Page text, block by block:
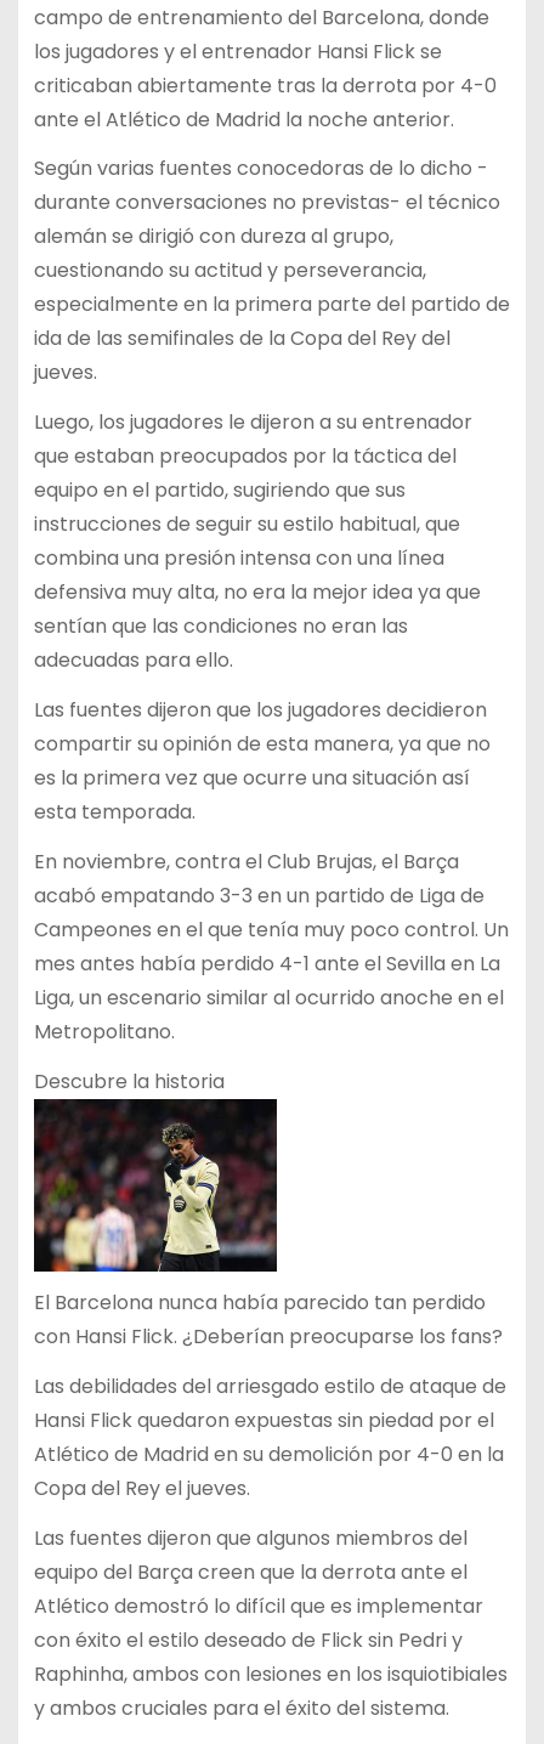
campo de entrenamiento del Barcelona, ​​donde
los jugadores y el entrenador Hansi Flick se
criticaban abiertamente tras la derrota por 4-0
ante el Atlético de Madrid la noche anterior.
Según varias fuentes conocedoras de lo dicho -
durante conversaciones no previstas- el técnico
alemán se dirigió con dureza al grupo,
cuestionando su actitud y perseverancia,
especialmente en la primera parte del partido de
ida de las semifinales de la Copa del Rey del
jueves.
Luego, los jugadores le dijeron a su entrenador
que estaban preocupados por la táctica del
equipo en el partido, sugiriendo que sus
instrucciones de seguir su estilo habitual, que
combina una presión intensa con una línea
defensiva muy alta, no era la mejor idea ya que
sentían que las condiciones no eran las
adecuadas para ello.
Las fuentes dijeron que los jugadores decidieron
compartir su opinión de esta manera, ya que no
es la primera vez que ocurre una situación así
esta temporada.
En noviembre, contra el Club Brujas, el Barça
acabó empatando 3-3 en un partido de Liga de
Campeones en el que tenía muy poco control. Un
mes antes había perdido 4-1 ante el Sevilla en La
Liga, un escenario similar al ocurrido anoche en el
Metropolitano.
Descubre la historia
El Barcelona nunca había parecido tan perdido
con Hansi Flick. ¿Deberían preocuparse los fans?
Las debilidades del arriesgado estilo de ataque de
Hansi Flick quedaron expuestas sin piedad por el
Atlético de Madrid en su demolición por 4-0 en la
Copa del Rey el jueves.
Las fuentes dijeron que algunos miembros del
equipo del Barça creen que la derrota ante el
Atlético demostró lo difícil que es implementar
con éxito el estilo deseado de Flick sin Pedri y
Raphinha, ambos con lesiones en los isquiotibiales
y ambos cruciales para el éxito del sistema.